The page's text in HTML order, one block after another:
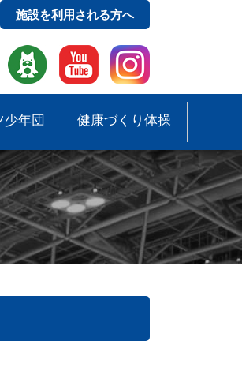
施設を利用される方へ
局への質問・お問合せ
少年団
ーツ少年団助成事業
健康づくり体操